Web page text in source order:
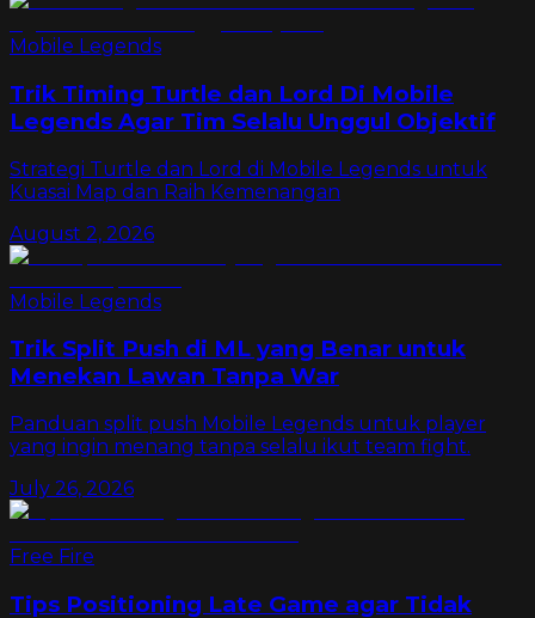
Mobile Legends
Trik Timing Turtle dan Lord Di Mobile
Legends Agar Tim Selalu Unggul Objektif
Strategi Turtle dan Lord di Mobile Legends untuk
Kuasai Map dan Raih Kemenangan
August 2, 2026
Mobile Legends
Trik Split Push di ML yang Benar untuk
Menekan Lawan Tanpa War
Panduan split push Mobile Legends untuk player
yang ingin menang tanpa selalu ikut team fight.
July 26, 2026
Free Fire
Tips Positioning Late Game agar Tidak